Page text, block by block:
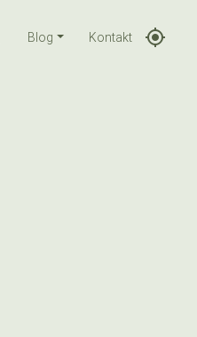
Blog Kontakt gps_fixed